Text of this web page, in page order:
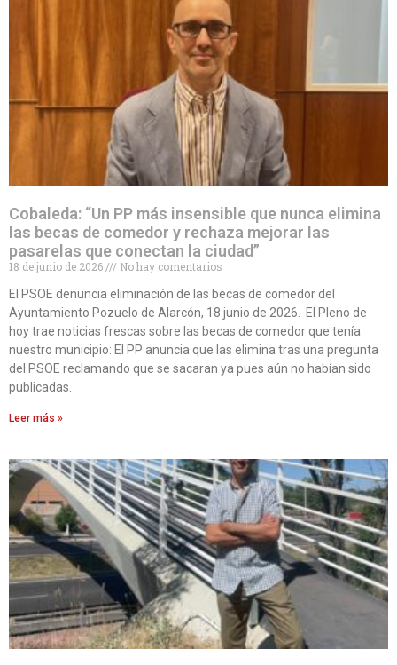
Cobaleda: “Un PP más insensible que nunca elimina
las becas de comedor y rechaza mejorar las
pasarelas que conectan la ciudad”
18 de junio de 2026
No hay comentarios
El PSOE denuncia eliminación de las becas de comedor del
Ayuntamiento Pozuelo de Alarcón, 18 junio de 2026. El Pleno de
hoy trae noticias frescas sobre las becas de comedor que tenía
nuestro municipio: El PP anuncia que las elimina tras una pregunta
del PSOE reclamando que se sacaran ya pues aún no habían sido
publicadas.
Leer más »